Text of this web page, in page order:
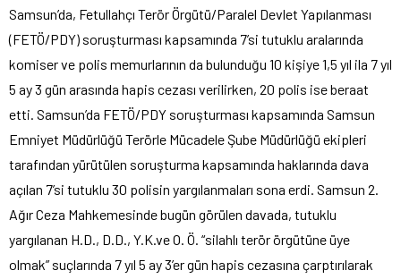
Samsun’da, Fetullahçı Terör Örgütü/Paralel Devlet Yapılanması
(FETÖ/PDY) soruşturması kapsamında 7’si tutuklu aralarında
komiser ve polis memurlarının da bulunduğu 10 kişiye 1,5 yıl ila 7 yıl
5 ay 3 gün arasında hapis cezası verilirken, 20 polis ise beraat
etti. Samsun’da FETÖ/PDY soruşturması kapsamında Samsun
Emniyet Müdürlüğü Terörle Mücadele Şube Müdürlüğü ekipleri
tarafından yürütülen soruşturma kapsamında haklarında dava
açılan 7’si tutuklu 30 polisin yargılanmaları sona erdi. Samsun 2.
Ağır Ceza Mahkemesinde bugün görülen davada, tutuklu
yargılanan H.D., D.D., Y.K.ve O. Ö. “silahlı terör örgütüne üye
olmak” suçlarında 7 yıl 5 ay 3’er gün hapis cezasına çarptırılarak